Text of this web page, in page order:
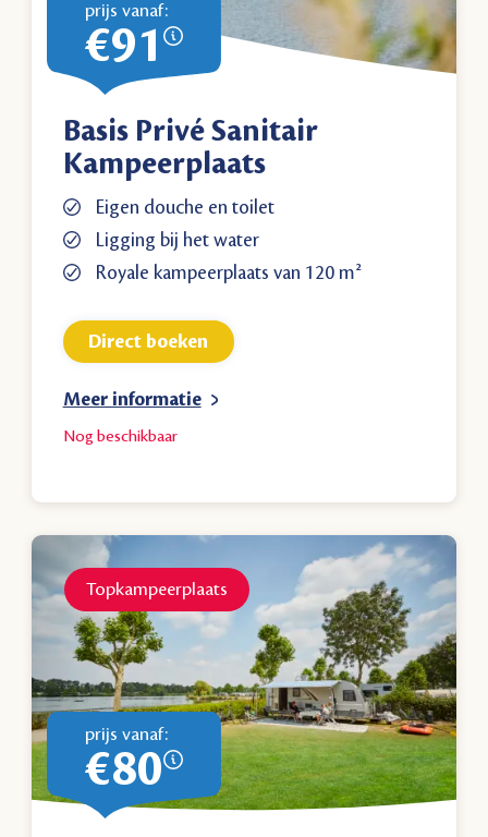
prijs vanaf:
€91
Basis Privé Sanitair
Kampeerplaats
Eigen douche en toilet
Ligging bij het water
Royale kampeerplaats van 120 m²
Nog beschikbaar
Meer informatie
Direct boeken
Topkampeerplaats
prijs vanaf:
€80